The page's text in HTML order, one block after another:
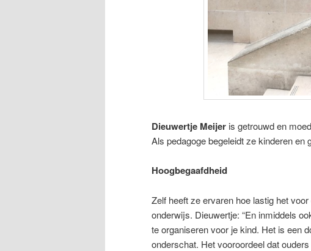
Dieuwertje Meijer is getrouwd en
Als pedagoge begeleidt ze kinderen en
Hoogbegaafdheid
Zelf heeft ze ervaren hoe lastig het
onderwijs. Dieuwertje: “En inmiddels
te organiseren voor je kind. Het is een
onderschat. Het vooroordeel dat